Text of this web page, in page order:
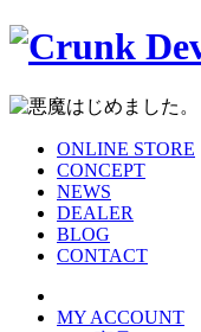
ONLINE STORE
CONCEPT
NEWS
DEALER
BLOG
CONTACT
MY ACCOUNT